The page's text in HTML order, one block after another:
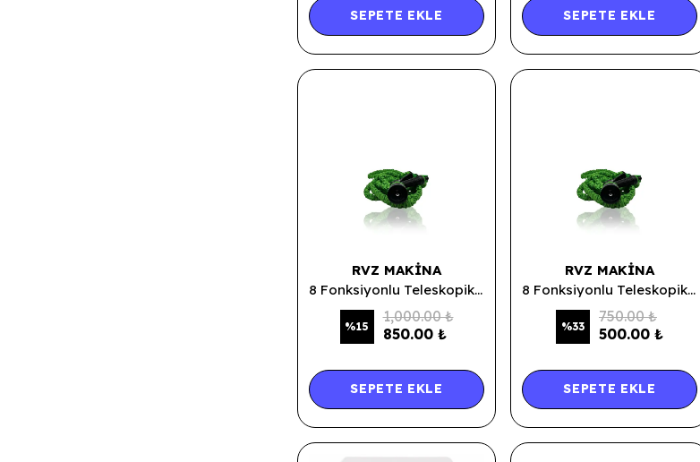
SEPETE EKLE SEPETE EKLE
RVZ MAKINA
8 Fonksiyonlu Teleskopik & Sihirli Bahçe Hortumu 30 Metre
%15
1,000.00 ₺
850.00 ₺
SEPETE EKLE
RVZ MAKINA
8 Fonksiyonlu Teleskopik & Sihirli Bahçe Hortumu 15 Metre
%33
750.00 ₺
500.00 ₺
SEPETE EKLE